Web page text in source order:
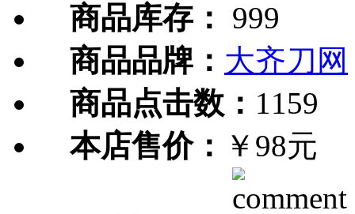
商品库存：
999
商品品牌： 大齐刀网
商品点击数： 1159
本店售价： ￥98元